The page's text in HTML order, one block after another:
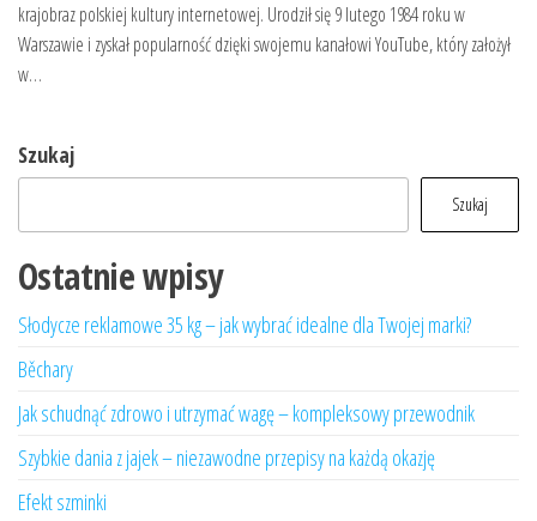
krajobraz polskiej kultury internetowej. Urodził się 9 lutego 1984 roku w
Warszawie i zyskał popularność dzięki swojemu kanałowi YouTube, który założył
w…
Szukaj
Szukaj
Ostatnie wpisy
Słodycze reklamowe 35 kg – jak wybrać idealne dla Twojej marki?
Běchary
Jak schudnąć zdrowo i utrzymać wagę – kompleksowy przewodnik
Szybkie dania z jajek – niezawodne przepisy na każdą okazję
Efekt szminki